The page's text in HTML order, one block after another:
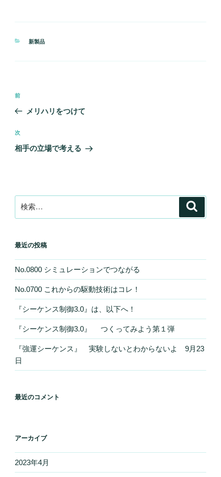
カ
新製品
投
ビ
ゲ
ン
前
の
稿
前
メリハリをつけて
次
の
次
相手の立場で考える
索:
最近の投稿
No.0800 シミュレーションでつながる
No.0700 これからの駆動技術はコレ！
『シーケンス制御3.0』は、以下へ！
『シーケンス制御3.0』 つくってみよう第１弾
『強運シーケンス』 実験しないとわからないよ 9月23
日
最近のコメント
アーカイブ
2023年4月